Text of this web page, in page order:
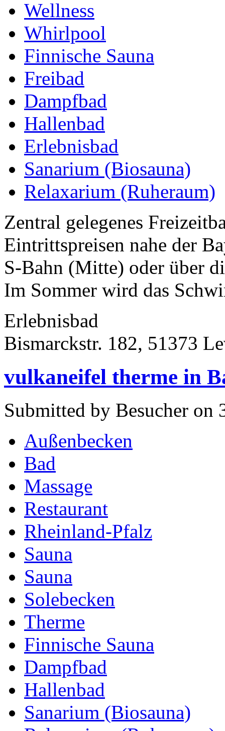
Wellness
Whirlpool
Finnische Sauna
Freibad
Dampfbad
Hallenbad
Erlebnisbad
Sanarium (Biosauna)
Relaxarium (Ruheraum)
Zentral gelegenes
Eintrittspreisen nahe der
S-Bahn (Mitte) oder über
Im Sommer wird das
Erlebnisbad
Bismarckstr. 182, 51373
vulkaneifel therme in
Submitted by Besucher on
Außenbecken
Bad
Massage
Restaurant
Rheinland-Pfalz
Sauna
Sauna
Solebecken
Therme
Finnische Sauna
Dampfbad
Hallenbad
Sanarium (Biosauna)